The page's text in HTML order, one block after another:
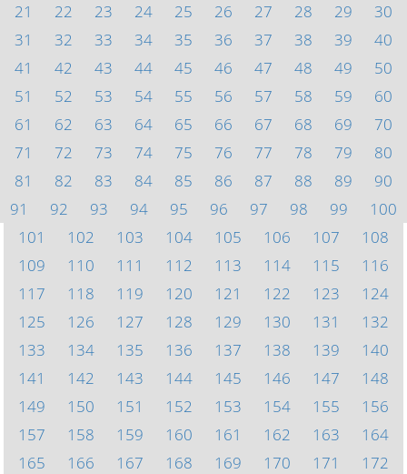
21
22 23 24 25 26 27 28 29
30
31
32 33 34 35 36 37 38 39
40
41
42 43 44 45 46 47 48 49
50
51
52 53 54 55 56 57 58 59
60
61
62 63 64 65 66 67 68 69
70
71
72 73 74 75 76 77 78 79
80
81
82 83 84 85 86 87 88 89
90
91
92 93 94 95 96 97 98 99
100
101
102 103 104 105 106 107
108
109
110 111 112 113 114 115
116
117
118 119 120 121 122 123
124
125
126 127 128 129 130 131
132
133
134 135 136 137 138 139
140
141
142 143 144 145 146 147
148
149
150 151 152 153 154 155
156
157
158 159 160 161 162 163
164
165
166 167 168 169 170 171
172